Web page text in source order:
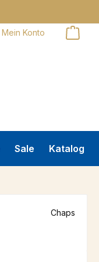
Mein Konto
Sale Katalog
Chaps